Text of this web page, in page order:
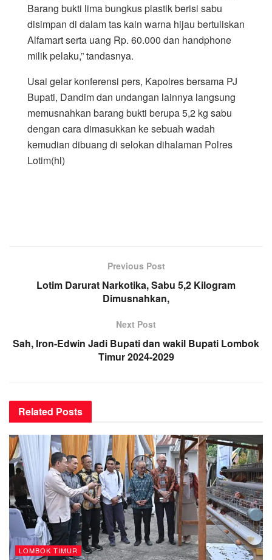
Barang bukti lima bungkus plastik berisi sabu
disimpan di dalam tas kain warna hijau bertuliskan
Alfamart serta uang Rp. 60.000 dan handphone
milik pelaku,” tandasnya.
Usai gelar konferensi pers, Kapolres bersama PJ
Bupati, Dandim dan undangan lainnya langsung
memusnahkan barang bukti berupa 5,2 kg sabu
dengan cara dimasukkan ke sebuah wadah
kemudian dibuang di selokan dihalaman Polres
Lotim(hl)
Previous Post
Lotim Darurat Narkotika, Sabu 5,2 Kilogram
Dimusnahkan,
Next Post
Sah, Iron-Edwin Jadi Bupati dan wakil Bupati Lombok
Timur 2024-2029
Related Posts
LOMBOK TIMUR